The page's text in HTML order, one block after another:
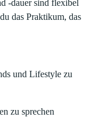
-dauer sind flexibel
das Praktikum, das
und Lifestyle zu
zu sprechen